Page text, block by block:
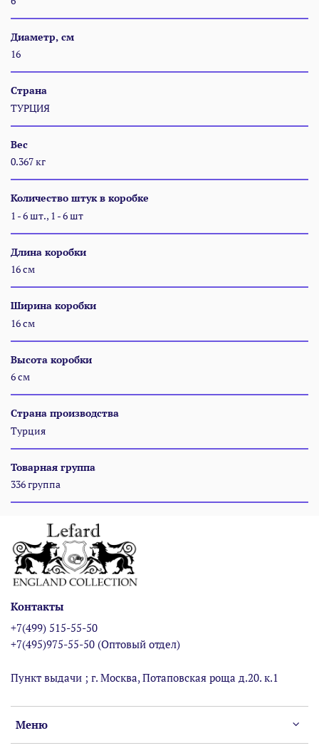
Диаметр, см
16
Страна
ТУРЦИЯ
Вес
0.367 кг
Количество штук в коробке
1 - 6 шт., 1 - 6 шт
Длина коробки
16 см
Ширина коробки
16 см
Высота коробки
6 см
Страна производства
Турция
Товарная группа
336 группа
Меню
Контакты
+7(499) 515-55-50
+7(495)975-55-50 (Оптовый отдел)
Пункт выдачи ; г. Москва, Потаповская роща д.20. к.1